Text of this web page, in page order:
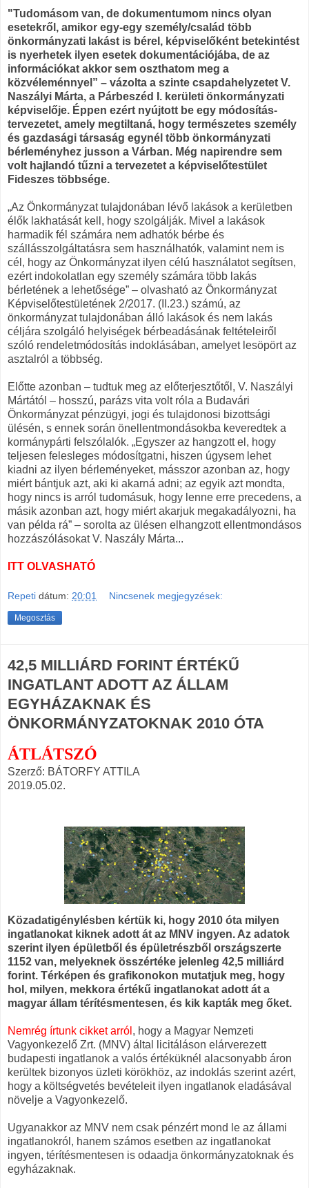
"Tudomásom van, de dokumentumom nincs olyan
esetekről, amikor egy-egy személy/család több
önkormányzati lakást is bérel, képviselőként betekintést
is nyerhetek ilyen esetek dokumentációjába, de az
információkat akkor sem oszthatom meg a
közvéleménnyel” – vázolta a szinte csapdahelyzetet V.
Naszályi Márta, a Párbeszéd I. kerületi önkormányzati
képviselője. Éppen ezért nyújtott be egy módosítás-
tervezetet, amely megtiltaná, hogy természetes személy
és gazdasági társaság egynél több önkormányzati
bérleményhez jusson a Várban. Még napirendre sem
volt hajlandó tűzni a tervezetet a képviselőtestület
Fideszes többsége.
„Az Önkormányzat tulajdonában lévő lakások a kerületben
élők lakhatását kell, hogy szolgálják. Mivel a lakások
harmadik fél számára nem adhatók bérbe és
szállásszolgáltatásra sem használhatók, valamint nem is
cél, hogy az Önkormányzat ilyen célú használatot segítsen,
ezért indokolatlan egy személy számára több lakás
bérletének a lehetősége” – olvasható az Önkormányzat
Képviselőtestületének 2/2017. (II.23.) számú, az
önkormányzat tulajdonában álló lakások és nem lakás
céljára szolgáló helyiségek bérbeadásának feltételeiről
szóló rendeletmódosítás indoklásában, amelyet lesöpört az
asztalról a többség.
Előtte azonban – tudtuk meg az előterjesztőtől, V. Naszályi
Mártától – hosszú, parázs vita volt róla a Budavári
Önkormányzat pénzügyi, jogi és tulajdonosi bizottsági
ülésén, s ennek során önellentmondásokba keveredtek a
kormánypárti felszólalók. „Egyszer az hangzott el, hogy
teljesen felesleges módosítgatni, hiszen úgysem lehet
kiadni az ilyen bérleményeket, másszor azonban az, hogy
miért bántjuk azt, aki ki akarná adni; az egyik azt mondta,
hogy nincs is arról tudomásuk, hogy lenne erre precedens, a
másik azonban azt, hogy miért akarjuk megakadályozni, ha
van példa rá” – sorolta az ülésen elhangzott ellentmondásos
hozzászólásokat V. Naszály Márta...
ITT OLVASHATÓ
Repeti dátum: 20:01 Nincsenek megjegyzések:
Megosztás
42,5 MILLIÁRD FORINT ÉRTÉKŰ
INGATLANT ADOTT AZ ÁLLAM
EGYHÁZAKNAK ÉS
ÖNKORMÁNYZATOKNAK 2010 ÓTA
ÁTLÁTSZÓ
Szerző: BÁTORFY ATTILA
2019.05.02.
Közadatigénylésben kértük ki, hogy 2010 óta milyen
ingatlanokat kiknek adott át az MNV ingyen. Az adatok
szerint ilyen épületből és épületrészből országszerte
1152 van, melyeknek összértéke jelenleg 42,5 milliárd
forint. Térképen és grafikonokon mutatjuk meg, hogy
hol, milyen, mekkora értékű ingatlanokat adott át a
magyar állam térítésmentesen, és kik kapták meg őket.
Nemrég írtunk cikket arról , hogy a Magyar Nemzeti
Vagyonkezelő Zrt. (MNV) által licitáláson elárverezett
budapesti ingatlanok a valós értéküknél alacsonyabb áron
kerültek bizonyos üzleti körökhöz, az indoklás szerint azért,
hogy a költségvetés bevételeit ilyen ingatlanok eladásával
növelje a Vagyonkezelő.
Ugyanakkor az MNV nem csak pénzért mond le az állami
ingatlanokról, hanem számos esetben az ingatlanokat
ingyen, térítésmentesen is odaadja önkormányzatoknak és
egyházaknak.